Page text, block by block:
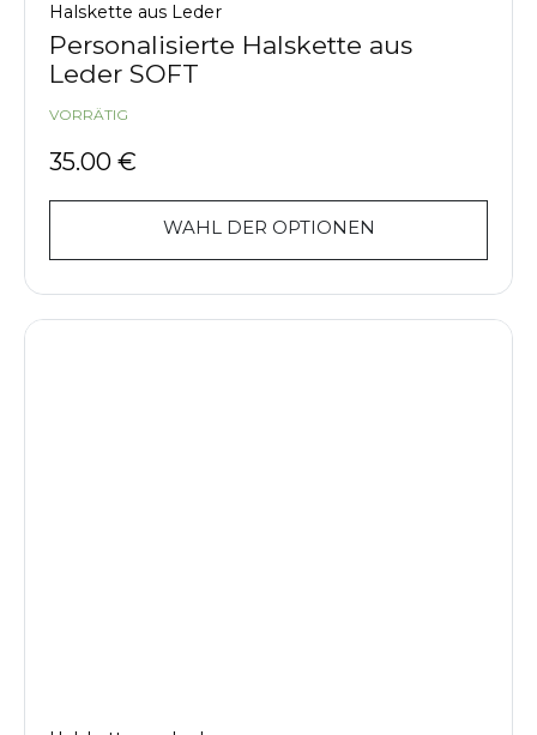
Halskette aus Leder
Personalisierte Halskette aus
Leder SOFT
VORRÄTIG
35.00 €
WAHL DER OPTIONEN